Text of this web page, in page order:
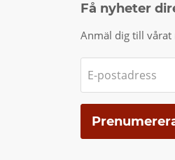
Få nyheter
Anmäl dig till vårat
E-postadress